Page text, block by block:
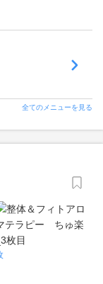
全てのメニューを見る